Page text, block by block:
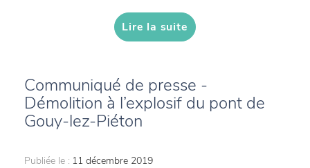
Lire la suite
Communiqué de presse -
Démolition à l’explosif du pont de
Gouy-lez-Piéton
Publiée le : 11 décembre 2019